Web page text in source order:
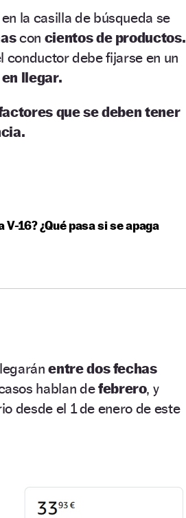
en la casilla de búsqueda se
con cientos de productos.
conductor debe fijarse en un
llegar.
que se deben tener
16? ¿Qué pasa si se apaga
entre dos fechas
hablan defebrero, y
desde el 1 de enero de este